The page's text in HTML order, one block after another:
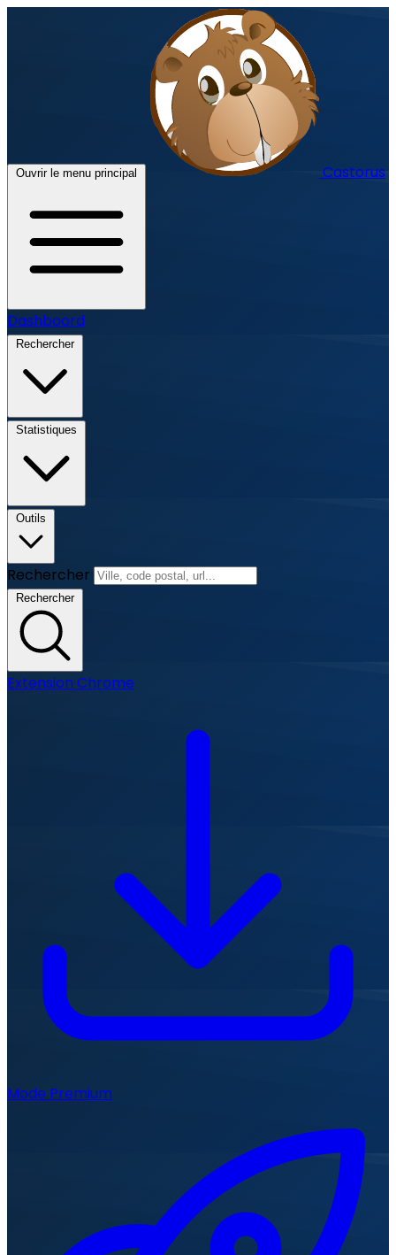
Ouvrir le menu principal Castorus
Dashboard
Rechercher
Statistiques
Outils
Rechercher
Rechercher
Extension Chrome
Mode Premium